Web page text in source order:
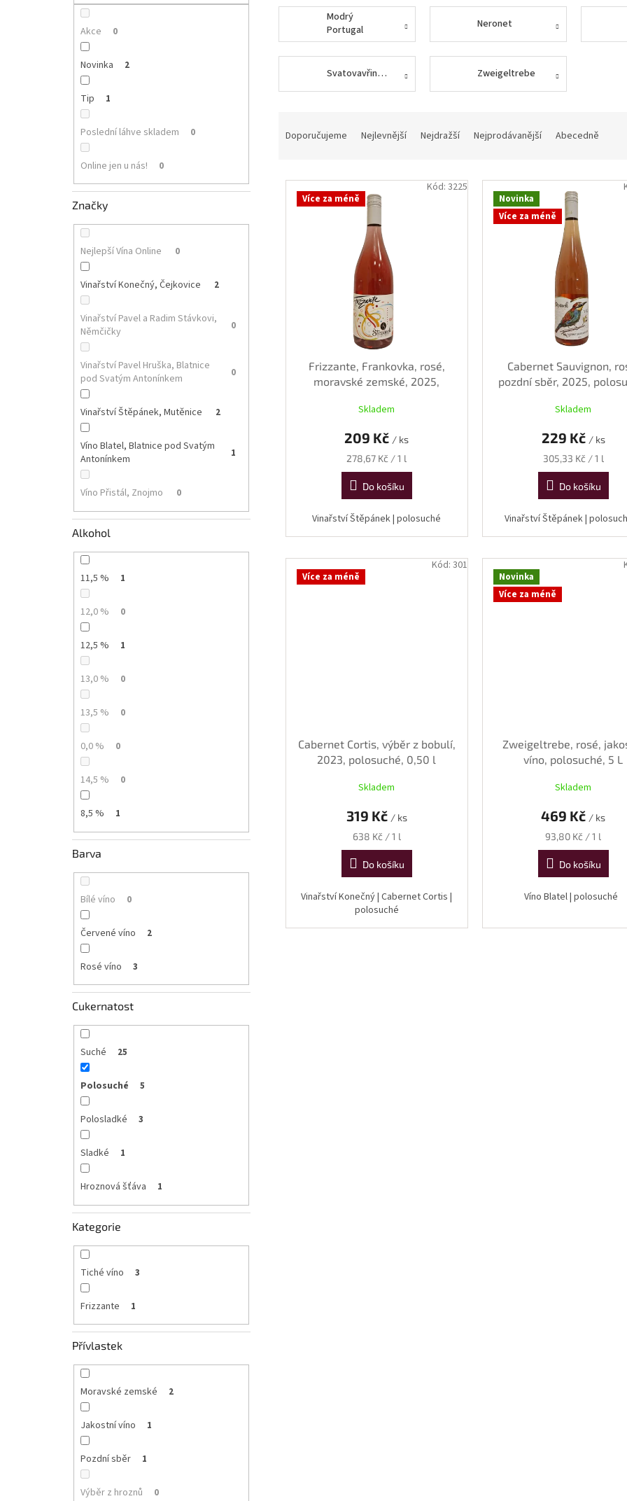
Akce 0
Novinka 2
Tip 1
Poslední láhve skladem 0
Online jen u nás! 0
Značky
Nejlepší Vína Online 0
Vinařství Konečný, Čejkovice 2
Vinařství Pavel a Radim Stávkovi,
Němčičky
0
Vinařství Pavel Hruška, Blatnice
pod Svatým Antonínkem
0
Vinařství Štěpánek, Mutěnice 2
Víno Blatel, Blatnice pod Svatým
Antonínkem
1
Víno Přistál, Znojmo 0
Alkohol
11,5 % 1
12,0 % 0
12,5 % 1
13,0 % 0
13,5 % 0
0,0 % 0
14,5 % 0
8,5 % 1
Barva
Bílé víno 0
Červené víno 2
Rosé víno 3
Cukernatost
Suché 25
Polosuché 5
Polosladké 3
Sladké 1
Hroznová šťáva 1
Kategorie
Tiché víno 3
Frizzante 1
Přívlastek
Moravské zemské 2
Jakostní víno 1
Pozdní sběr 1
Výběr z hroznů 0
Modrý
Portugal
Neronet
Svatovavřinecké Zweigeltrebe
n
Doporučujeme Nejlevnější Nejdražší Nejprodávanější Abecedně
V
Více za méně
Frizzante, Frankovka, rosé,
moravské zemské, 2025,
Skladem
209 Kč / ks
Měrná
cena:
278,67 Kč / 1 l
Do košíku
Vinařství Štěpánek | polosuché
Kód: 3225
Novinka
Více za méně
Cabernet Sauvignon,
pozdní sběr, 2025,
Skladem
229 Kč / ks
Měrná
cena:
305,33 Kč / 1 l
Do košíku
Vinařství Štěpánek |
Více za méně
Cabernet Cortis, výběr z bobulí,
2023, polosuché, 0,50 l
Skladem
319 Kč / ks
Měrná
cena:
638 Kč / 1 l
Do košíku
Vinařství Konečný | Cabernet Cortis |
polosuché
Kód: 301
Novinka
Více za méně
Zweigeltrebe, rosé,
víno, polosuché, 5 L
Skladem
469 Kč / ks
Měrná
cena:
93,80 Kč / 1 l
Do košíku
Víno Blatel | polosuché